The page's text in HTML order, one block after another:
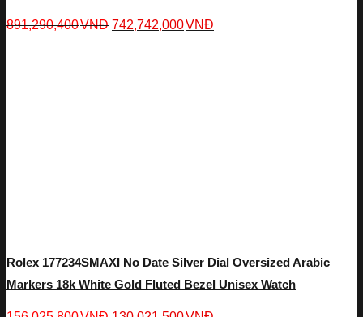
891,290,400VNĐ 742,742,000VNĐ
Rolex 177234SMAXI No Date Silver Dial Oversized Arabic
Markers 18k White Gold Fluted Bezel Unisex Watch